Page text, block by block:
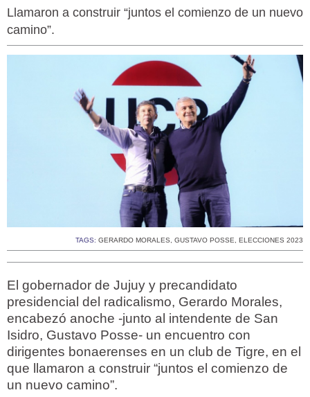
Llamaron a construir “juntos el comienzo de un nuevo
camino”.
TAGS: GERARDO MORALES, GUSTAVO POSSE, ELECCIONES 2023
El gobernador de Jujuy y precandidato
presidencial del radicalismo, Gerardo Morales,
encabezó anoche -junto al intendente de San
Isidro, Gustavo Posse- un encuentro con
dirigentes bonaerenses en un club de Tigre, en el
que llamaron a construir “juntos el comienzo de
un nuevo camino”.